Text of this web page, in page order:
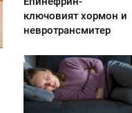
ключовият хормон и
невротрансмитер